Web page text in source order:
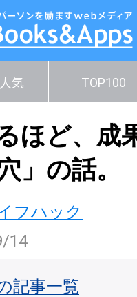
気 TOP100
ほど、成
」の話。
フハック
14
記事一覧